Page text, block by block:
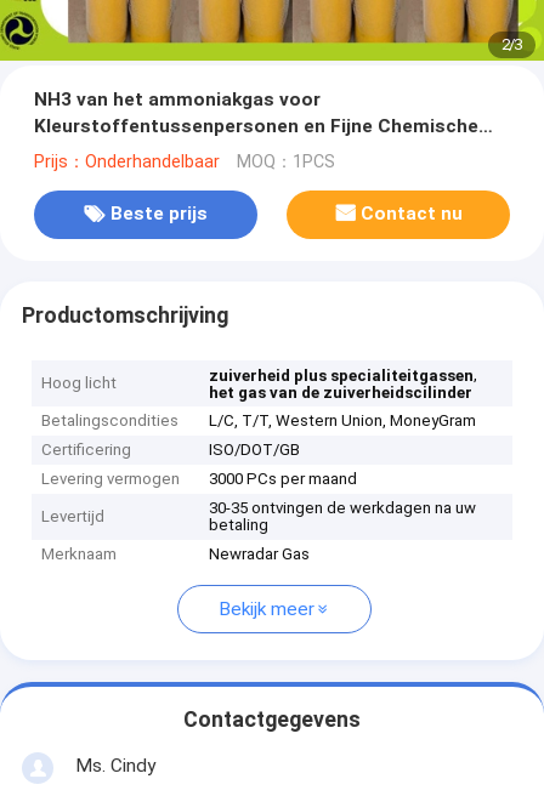
2/3
NH3 van het ammoniakgas voor
Kleurstoffentussenpersonen en Fijne Chemische
producten
Prijs：Onderhandelbaar MOQ：1PCS
Beste prijs Contact nu
Productomschrijving
Hoog licht zuiverheid plus specialiteitgassen,
het gas van de zuiverheidscilinder
Betalingscondities
L/C, T/T, Western Union, MoneyGram
Certificering
ISO/DOT/GB
Levering vermogen
3000 PCs per maand
Levertijd
30-35 ontvingen de werkdagen na uw
betaling
Merknaam
Newradar Gas
Bekijk meer
Contactgegevens
Ms. Cindy